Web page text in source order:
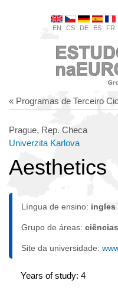
EN CS DE ES FR
« Programas de Terceiro
Prague, Rep. Checa
Univerzita Karlova
Aesthetics
Língua de ensino: ingles
Grupo de áreas:
Site da universidade:
Years of study: 4